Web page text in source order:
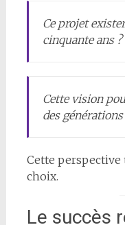
Ce projet
cinquante ans ?
Cette vision
des
Cette
choix.
Le succès